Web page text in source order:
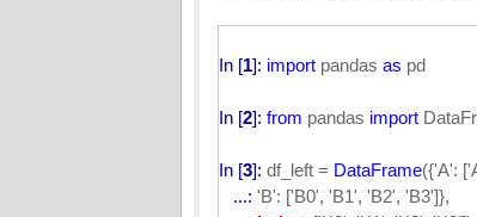
In [1]: import pandas as pd
In [2]: from pandas import
In [3]: df_left = DataFrame({'A':
...: 'B': ['B0', 'B1', 'B2', 'B3']},